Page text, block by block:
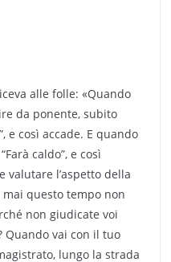
alle folle: «Quando
da ponente, subito
e così accade. E quando
caldo”, e così
valutare l’aspetto della
questo tempo non
non giudicate voi
Quando vai con il tuo
lungo la strada